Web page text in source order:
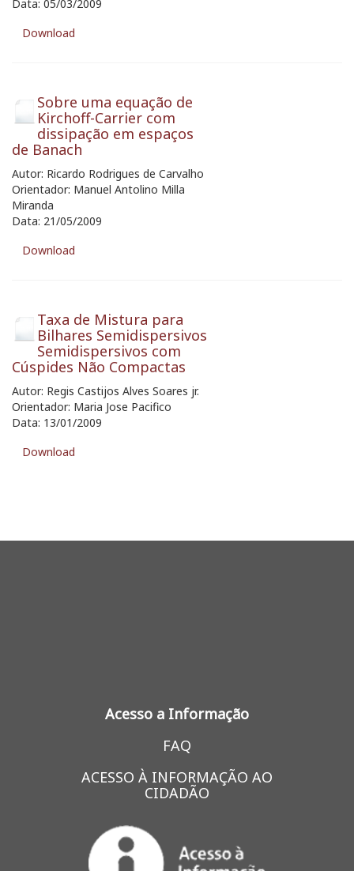
Data: 05/03/2009
Download
Sobre uma equação de
Kirchoff-Carrier com
dissipação em espaços
de Banach
Autor: Ricardo Rodrigues de Carvalho
Orientador: Manuel Antolino Milla
Miranda
Data: 21/05/2009
Download
Taxa de Mistura para
Bilhares Semidispersivos
Semidispersivos com
Cúspides Não Compactas
Autor: Regis Castijos Alves Soares jr.
Orientador: Maria Jose Pacifico
Data: 13/01/2009
Download
Acesso a Informação
FAQ
ACESSO À INFORMAÇÃO AO
CIDADÃO